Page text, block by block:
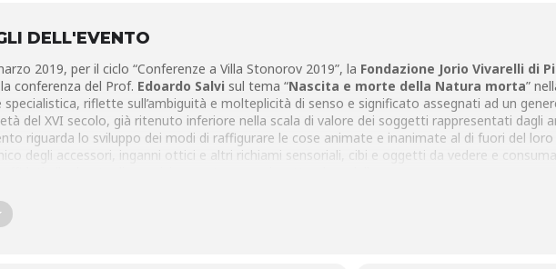
DELL'EVENTO
2019, per il ciclo “Conferenze a Villa Stonorov 2019”, la Fondazione Jorio Vivarelli di
conferenza del Prof. Edoardo Salvi sul tema “Nascita e morte della Natura morta”
riflette sull’ambiguità e molteplicità di senso e significato assegnati ad un
del XVI secolo, già ritenuto inferiore nella scala di valore dei soggetti rappresentati dagli
riguarda lo sviluppo dei modi di raffigurare le cose animate e inanimate al di fuori del
degli accessori, inganni ottici e altri richiami sensoriali, cibi e oggetti da vedere e
Pistoiese Jorio Vivarelli: Via di Felceti,11 – 51100 – Pistoia